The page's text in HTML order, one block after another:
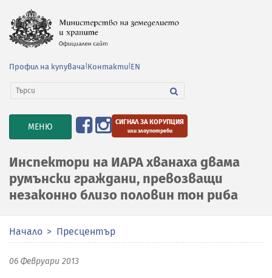
Профил на купувача Контакти EN
TOGGLE
NAVIGATION
МЕНЮ СИГНАЛ ЗА КОРУПЦИЯ
или злоупотреби
Инспектори на ИАРА хванаха двама
румънски граждани, превозващи
незаконно близо половин тон риба
Начало Пресцентър
06 Февруари 2013